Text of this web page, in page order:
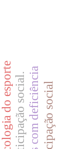
psicologia do esporteparticipação social.participação social